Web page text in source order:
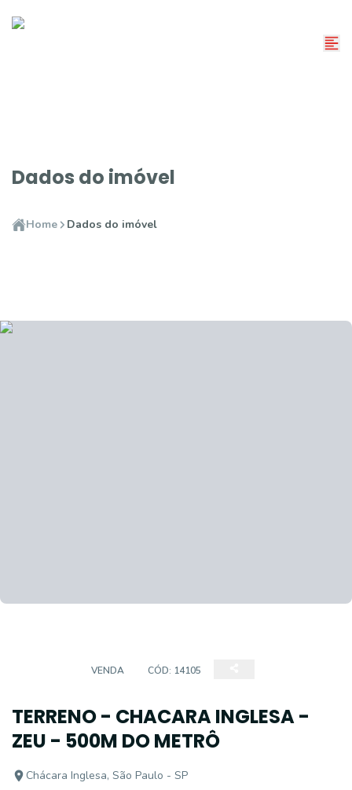
Dados do imóvel
Home Dados do imóvel
VENDA CÓD: 14105
TERRENO - CHACARA INGLESA -
ZEU - 500M DO METRÔ
Chácara Inglesa, São Paulo - SP